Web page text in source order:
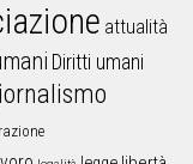
attualità
Diritti umani